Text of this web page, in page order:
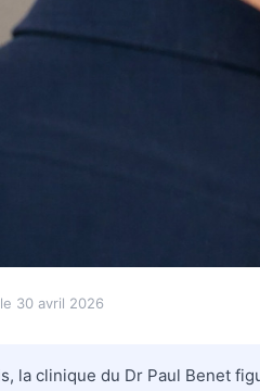
30 avril 2026
la clinique du Dr Paul Benet